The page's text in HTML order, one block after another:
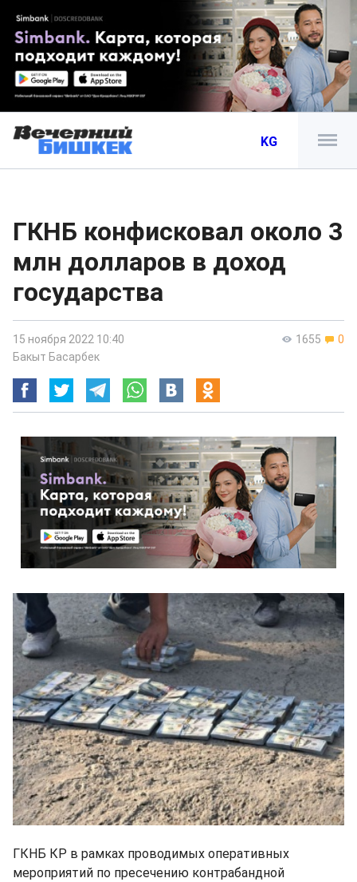
KG
ГКНБ конфисковал около 3
млн долларов в доход
государства
1655 0
15 ноября 2022 10:40
Бакыт Басарбек
ГКНБ КР в рамках проводимых оперативных
мероприятий по пресечению контрабандной